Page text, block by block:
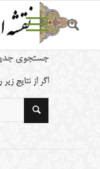
جستجوی
اگر از نتایج